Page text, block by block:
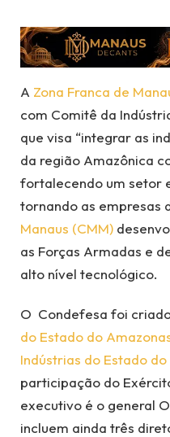
A Zona Franca de
com Comitê da
que visa “integrar as
da região Amazônica
fortalecendo um setor
tornando as empresas
Manaus (CMM)
as Forças Armadas e
alto nível tecnológico.
O Condefesa foi
do Estado do
Indústrias do Estado
participação do
executivo é o general
incluem ainda três